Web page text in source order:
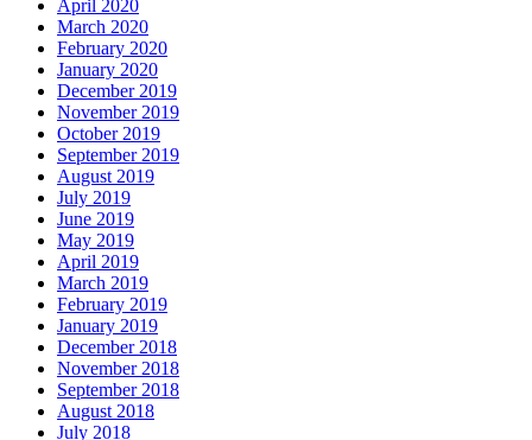
April 2020
March 2020
February 2020
January 2020
December 2019
November 2019
October 2019
September 2019
August 2019
July 2019
June 2019
May 2019
April 2019
March 2019
February 2019
January 2019
December 2018
November 2018
September 2018
August 2018
July 2018